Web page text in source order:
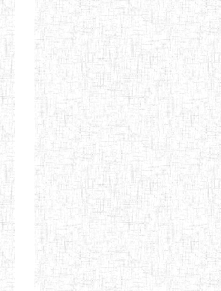
ENIEG
MODERNE
SAINTE MARIE
04/08/2010 ENIEG
ENIEG PRIVEE
BILINGUE LES
BOSONS
04/08/2010 ENIEG
ENIEG BILINGUE
LE NORMALIEN
CITOYEN
01/08/2014 ENIEG
ENIEG BILINGUE
CLAIRE
FONTAINE
03/10/2012 ENIEG
ENIEG BILINGUE
LA COURONNE
25/06/2014 ENIEG
ENIET BILINGUE
06/01/2014 ENIET